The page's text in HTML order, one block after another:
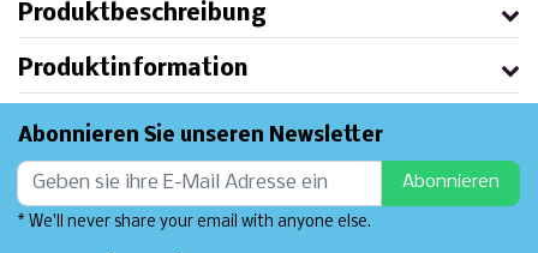
Produktbeschreibung
Produktinformation
Abonnieren Sie unseren Newsletter
Abonnieren
* We'll never share your email with anyone else.